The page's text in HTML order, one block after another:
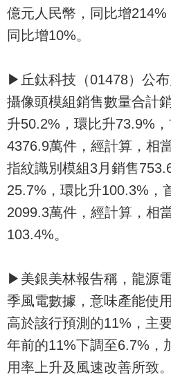
億元人民幣，同比增214%
同比增10%。
▶丘鈦科技（01478）公
攝像頭模組銷售數量合計
升50.2%，環比升73.9%
4376.9萬件，經計算，相
指紋識別模組3月銷售
25.7%，環比升100.3%，
2099.3萬件，經計算，相
103.4%。
▶美銀美林報告稱，龍源
季風電數據，意味產能使
高於該行預測的11%，主
年前的11%下調至6.7%，
用率上升及風速改善所致